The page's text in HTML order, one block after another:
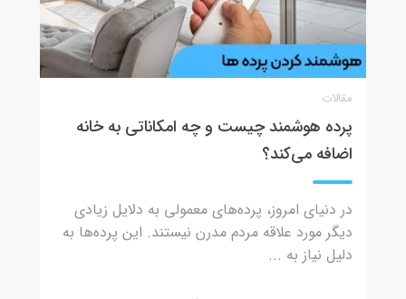
مقالات
پرده هوشمند چیست و چه امکاناتی به خانه
اضافه می‌کند؟
در دنیای امروز، پرده‌های معمولی به دلایل زیادی
دیگر مورد علاقه مردم مدرن نیستند. این پرده‌ها به
دلیل نیاز به ...